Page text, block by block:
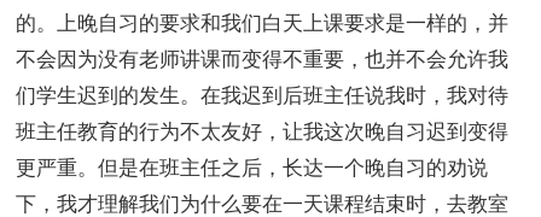
的。上晚自习的要求和我们白天上课要求是一样的，并
不会因为没有老师讲课而变得不重要，也并不会允许我
们学生迟到的发生。在我迟到后班主任说我时，我对待
班主任教育的行为不太友好，让我这次晚自习迟到变得
更严重。但是在班主任之后，长达一个晚自习的劝说
下，我才理解我们为什么要在一天课程结束时，去教室